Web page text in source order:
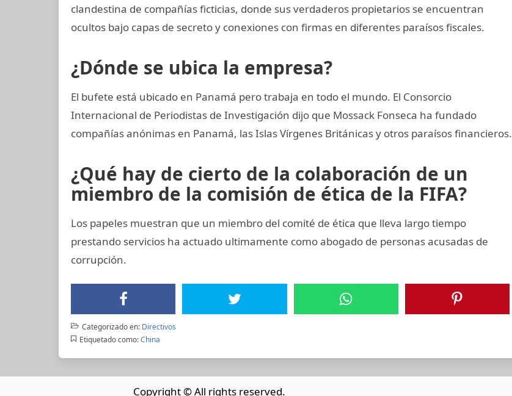
clandestina de compañías ficticias, donde sus verdaderos propietarios se encuentran
ocultos bajo capas de secreto y conexiones con firmas en diferentes paraísos fiscales.
¿Dónde se ubica la empresa?
El bufete está ubicado en Panamá pero trabaja en todo el mundo. El Consorcio
Internacional de Periodistas de Investigación dijo que Mossack Fonseca ha fundado
compañías anónimas en Panamá, las Islas Vírgenes Británicas y otros paraísos financieros.
¿Qué hay de cierto de la colaboración de un
miembro de la comisión de ética de la FIFA?
Los papeles muestran que un miembro del comité de ética que lleva largo tiempo
prestando servicios ha actuado ultimamente como abogado de personas acusadas de
corrupción.
Categorizado en: Directivos
Etiquetado como: China
Copyright © All rights reserved.